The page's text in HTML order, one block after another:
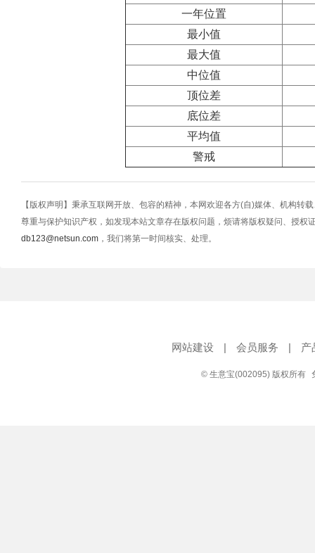
一年位置
最小值
最大值
中位值
顶位差
底位差
平均值
警戒
【版权声明】秉承互联网开放、包容的精神，本网欢迎各方(自)媒体、机构转
尊重与保护知识产权，如发现本站文章存在版权问题，烦请将版权疑问、授权
db123@netsun.com ，我们将第一时间核实、处理。
网站建设 | 会员服务 | 产
© 生意宝(002095) 版权所有